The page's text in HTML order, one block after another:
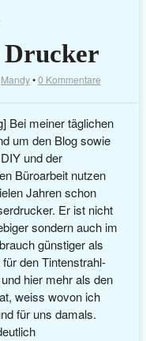
Drucker
Mandy•0 Kommentare
Bei meiner täglichen
um den Blog sowie
und der
Büroarbeit nutzen
Jahren schon
Er ist nicht
sondern auch im
günstiger als
den Tintenstrahl-
hier mehr als den
weiss wovon ich
für uns damals.